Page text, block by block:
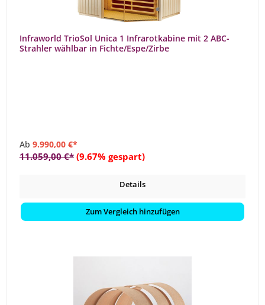
Infraworld TrioSol Unica 1 Infrarotkabine mit 2 ABC-
Strahler wählbar in Fichte/Espe/Zirbe
Ab 9.990,00 €*
11.059,00 €* (9.67% gespart)
Details
Zum Vergleich hinzufügen